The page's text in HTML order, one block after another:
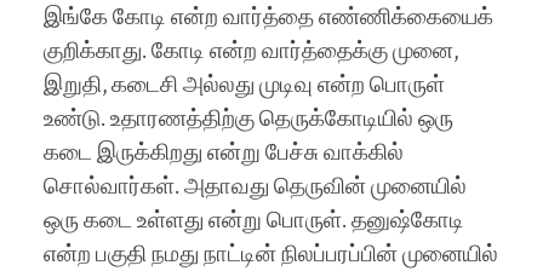
இங்கே கோடி என்ற வார்த்தை எண்ணிக்கையைக்
குறிக்காது. கோடி என்ற வார்த்தைக்கு முனை,
இறுதி, கடைசி அல்லது முடிவு என்ற பொருள்
உண்டு. உதாரணத்திற்கு தெருக்கோடியில் ஒரு
கடை இருக்கிறது என்று பேச்சு வாக்கில்
சொல்வார்கள். அதாவது தெருவின் முனையில்
ஒரு கடை உள்ளது என்று பொருள். தனுஷ்கோடி
என்ற பகுதி நமது நாட்டின் நிலப்பரப்பின் முனையில்